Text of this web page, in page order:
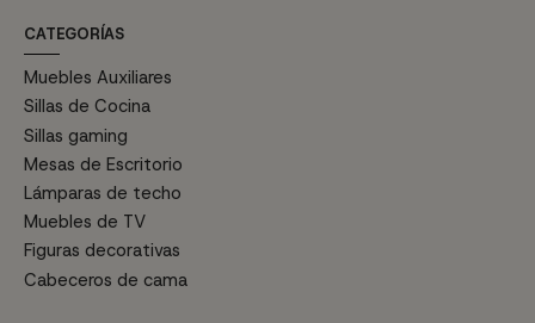
CATEGORÍAS
Muebles Auxiliares
Sillas de Cocina
Sillas gaming
Mesas de Escritorio
Lámparas de techo
Muebles de TV
Figuras decorativas
Cabeceros de cama